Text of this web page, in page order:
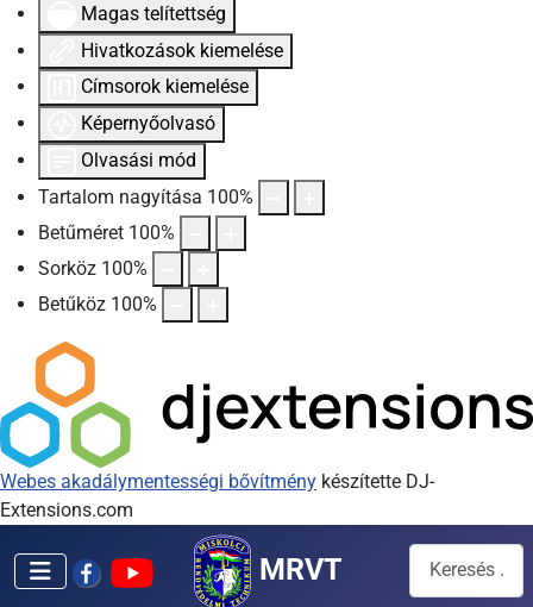
Magas telítettség
Hivatkozások kiemelése
Címsorok kiemelése
Képernyőolvasó
Olvasási mód
Tartalom nagyítása 100%
Betűméret 100%
Sorköz 100%
Betűköz 100%
Webes akadálymentességi bővítmény készítette DJ-
Extensions.com
MRVT Keresés...